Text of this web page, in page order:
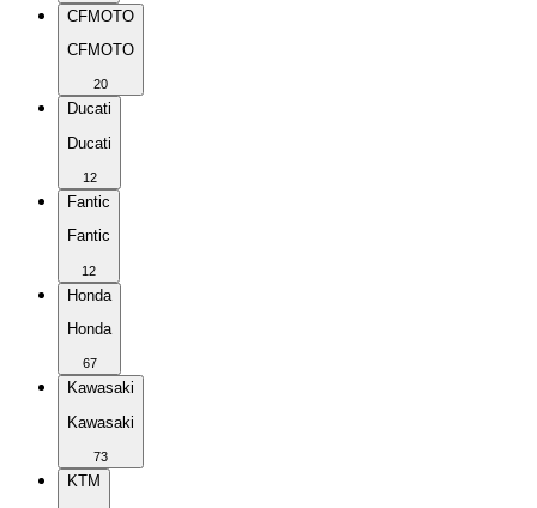
CFMOTO
CFMOTO
20
Ducati
Ducati
12
Fantic
Fantic
12
Honda
Honda
67
Kawasaki
Kawasaki
73
KTM